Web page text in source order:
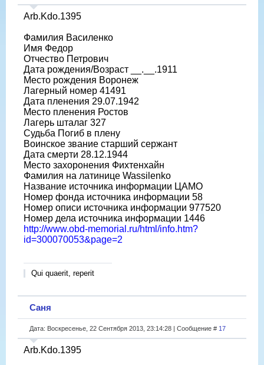
Arb.Kdo.1395
Фамилия Василенко
Имя Федор
Отчество Петрович
Дата рождения/Возраст __.__.1911
Место рождения Воронеж
Лагерный номер 41491
Дата пленения 29.07.1942
Место пленения Ростов
Лагерь шталаг 327
Судьба Погиб в плену
Воинское звание старший сержант
Дата смерти 28.12.1944
Место захоронения Фихтенхайн
Фамилия на латинице Wassilenko
Название источника информации ЦАМО
Номер фонда источника информации 58
Номер описи источника информации 977520
Номер дела источника информации 1446
http://www.obd-memorial.ru/html/info.htm?
id=300070053&page=2
Qui quaerit, reperit
Саня
Дата: Воскресенье, 22 Сентября 2013, 23:14:28 | Сообщение # 17
Arb.Kdo.1395